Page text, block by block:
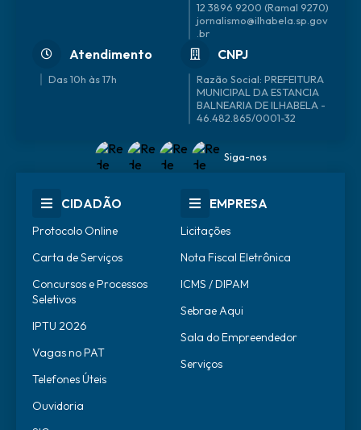
12 3896 9200 (Ramal 9270)
jornalismo@ilhabela.sp.gov
.br
Atendimento
Das 10h às 17h
CNPJ
46.482.865/0001-32
Siga-nos
CIDADÃO
Protocolo Online
Carta de Serviços
Concursos e Processos
Seletivos
IPTU 2026
Vagas no PAT
Telefones Úteis
Ouvidoria
EMPRESA
Licitações
Nota Fiscal Eletrônica
ICMS / DIPAM
Sebrae Aqui
Sala do Empreendedor
Serviços